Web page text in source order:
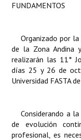
Resoluciones de
Antiguos Pobladores
Noticias Destacadas
Datos Históricos
Premio al Mérito -
FUNDAMENTOS
Organizado por
de la Zona Andina
realizarán las 11°
días 25 y 26 de
Universidad FASTA
Considerando a
de evolución
profesional, es